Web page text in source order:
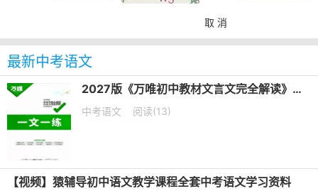
取 消
最新中考语文
2027版《万唯初中教材文言文完全解读》第6版PDF电子版下载
中考语文 阅读(13)
【视频】猿辅导初中语文教学课程全套中考语文学习资料